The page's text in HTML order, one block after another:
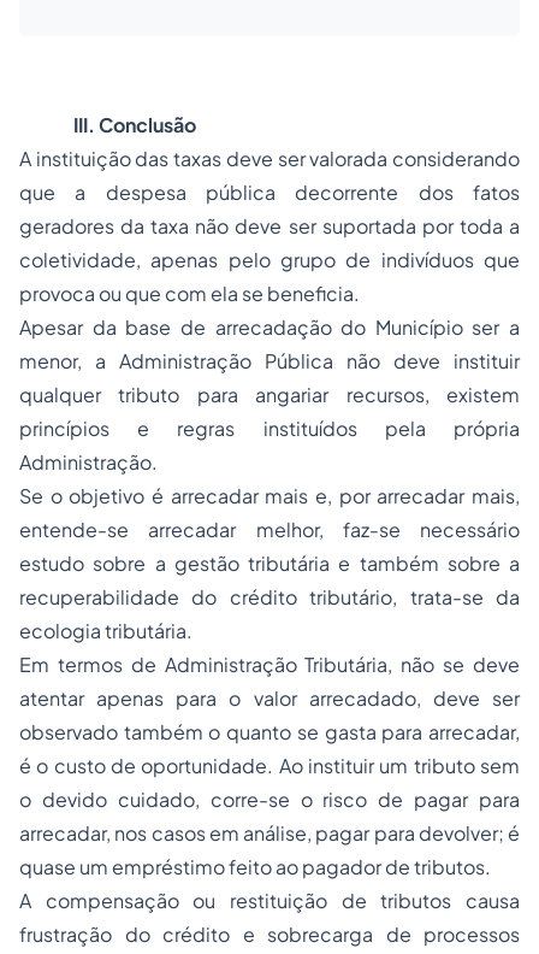
III. Conclusão
A instituição das taxas deve ser valorada considerando
que a despesa pública decorrente dos fatos
geradores da taxa não deve ser suportada por toda a
coletividade, apenas pelo grupo de indivíduos que
provoca ou que com ela se beneficia.
Apesar da base de arrecadação do Município ser a
menor, a Administração Pública não deve instituir
qualquer tributo para angariar recursos, existem
princípios e regras instituídos pela própria
Administração.
Se o objetivo é arrecadar mais e, por arrecadar mais,
entende-se arrecadar melhor, faz-se necessário
estudo sobre a gestão tributária e também sobre a
recuperabilidade do crédito tributário, trata-se da
ecologia tributária.
Em termos de Administração Tributária, não se deve
atentar apenas para o valor arrecadado, deve ser
observado também o quanto se gasta para arrecadar,
é o custo de oportunidade. Ao instituir um tributo sem
o devido cuidado, corre-se o risco de pagar para
arrecadar, nos casos em análise, pagar para devolver; é
quase um empréstimo feito ao pagador de tributos.
A compensação ou restituição de tributos causa
frustração do crédito e sobrecarga de processos